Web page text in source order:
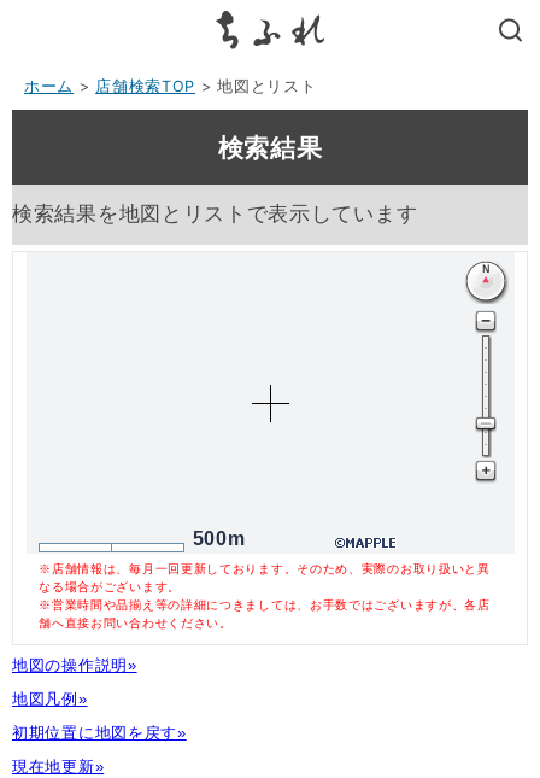
ホーム > 店舗検索TOP > 地図とリスト
検索結果
検索結果を地図とリストで表示しています
500m
※店舗情報は、毎月一回更新しております。そのため、実際のお取り扱いと異
なる場合がございます。
※営業時間や品揃え等の詳細につきましては、お手数ではございますが、各店
舗へ直接お問い合わせください。
地図の操作説明»
地図凡例»
初期位置に地図を戻す»
現在地更新»